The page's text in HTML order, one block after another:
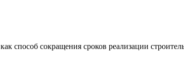
сокращения сроков реализации